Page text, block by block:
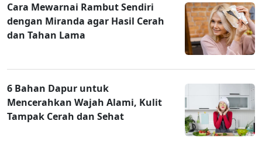
Cara Mewarnai Rambut Sendiri
dengan Miranda agar Hasil Cerah
dan Tahan Lama
6 Bahan Dapur untuk
Mencerahkan Wajah Alami, Kulit
Tampak Cerah dan Sehat